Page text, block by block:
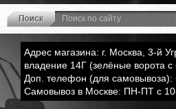
Адрес магазина: г. Москва, 3-й
владение 14Г (зелёные ворота
Доп. телефон (для самовывоза):
Самовывоз в Москве: ПН-ПТ с